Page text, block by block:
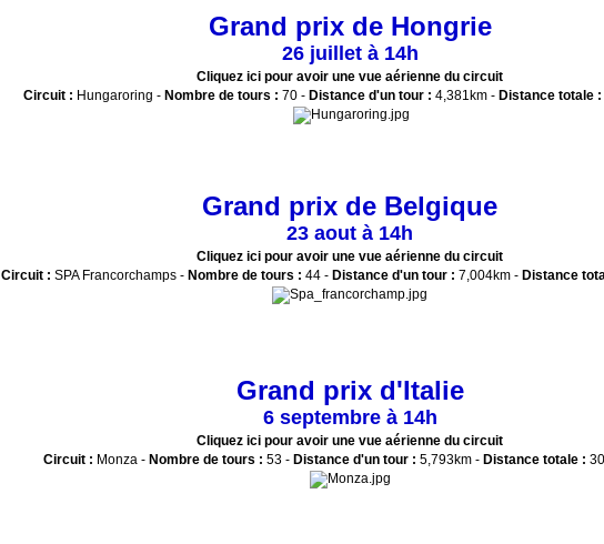
Grand prix de Hongrie
26 juillet à 14h
Cliquez ici pour avoir une vue aérienne du circuit
Circuit : Hungaroring - Nombre de tours : 70 - Distance d'un tour : 4,381km - Distance totale :
Grand prix de Belgique
23 aout à 14h
Cliquez ici pour avoir une vue aérienne du circuit
Circuit : SPA Francorchamps - Nombre de tours : 44 - Distance d'un tour : 7,004km - Distance
Grand prix d'Italie
6 septembre à 14h
Cliquez ici pour avoir une vue aérienne du circuit
Circuit : Monza - Nombre de tours : 53 - Distance d'un tour : 5,793km - Distance totale :